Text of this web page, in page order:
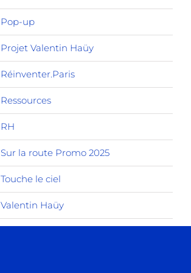
Pop-up
Projet Valentin Haüy
Réinventer.Paris
Ressources
RH
Sur la route Promo 2025
Touche le ciel
Valentin Haüy